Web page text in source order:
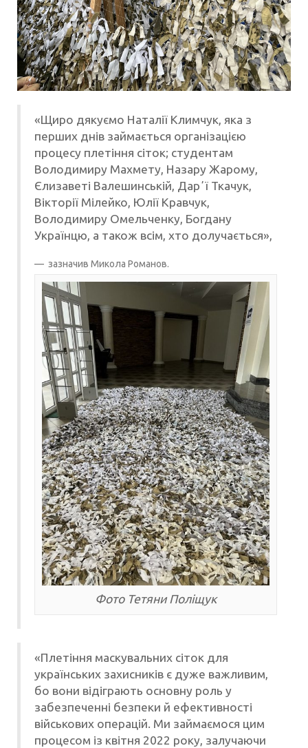
«Щиро дякуємо Наталії Климчук, яка з
перших днів займається організацією
процесу плетіння сіток; студентам
Володимиру Махмету, Назару Жарому,
Єлизаветі Валешинській, Дарʼї Ткачук,
Вікторії Мілейко, Юлії Кравчук,
Володимиру Омельченку, Богдану
Українцю, а також всім, хто долучається»,
зазначив Микола Романов.
Фото Тетяни Поліщук
«Плетіння маскувальних сіток для
українських захисників є дуже важливим,
бо вони відіграють основну роль у
забезпеченні безпеки й ефективності
військових операцій. Ми займаємося цим
процесом із квітня 2022 року, залучаючи